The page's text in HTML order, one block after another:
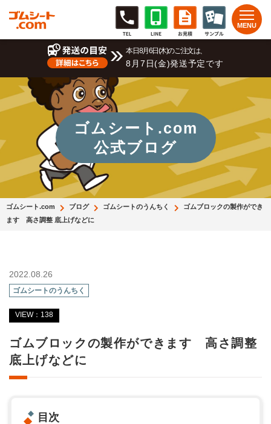
本日8月6日(木)のご注文は、
8月7日(金)発送予定です
ゴムシート.com
公式ブログ
ゴムシート.com ブログ ゴムシートのうんちく
ゴムブロックの製作ができ
ます 高さ調整 底上げなどに
2022.08.26
ゴムシートのうんちく
VIEW：138
ゴムブロックの製作ができます 高さ調整
底上げなどに
目次